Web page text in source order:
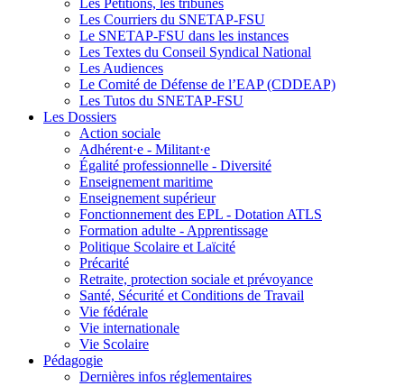
Les Courriers du SNETAP-FSU
Le SNETAP-FSU dans les instances
Les Textes du Conseil Syndical National
Les Audiences
Le Comité de Défense de l’EAP (CDDEAP)
Les Tutos du SNETAP-FSU
Les Dossiers
Action sociale
Adhérent·e - Militant·e
Égalité professionnelle - Diversité
Enseignement maritime
Enseignement supérieur
Fonctionnement des EPL - Dotation ATLS
Formation adulte - Apprentissage
Politique Scolaire et Laïcité
Précarité
Retraite, protection sociale et prévoyance
Santé, Sécurité et Conditions de Travail
Vie fédérale
Vie internationale
Vie Scolaire
Pédagogie
Dernières infos réglementaires